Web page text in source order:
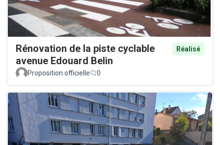
Rénovation de la piste cyclable
avenue Edouard Belin
Réalisé
Proposition officielle 0